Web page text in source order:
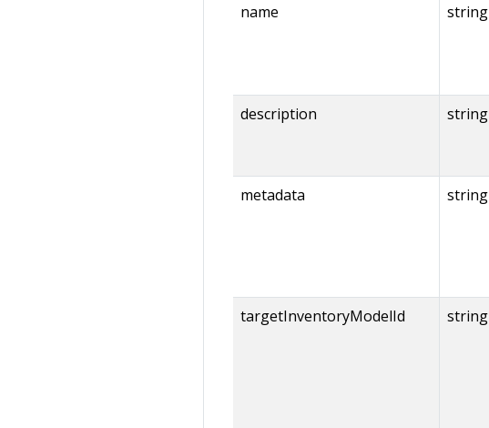
name string
description string
metadata string
targetInventoryModelId string